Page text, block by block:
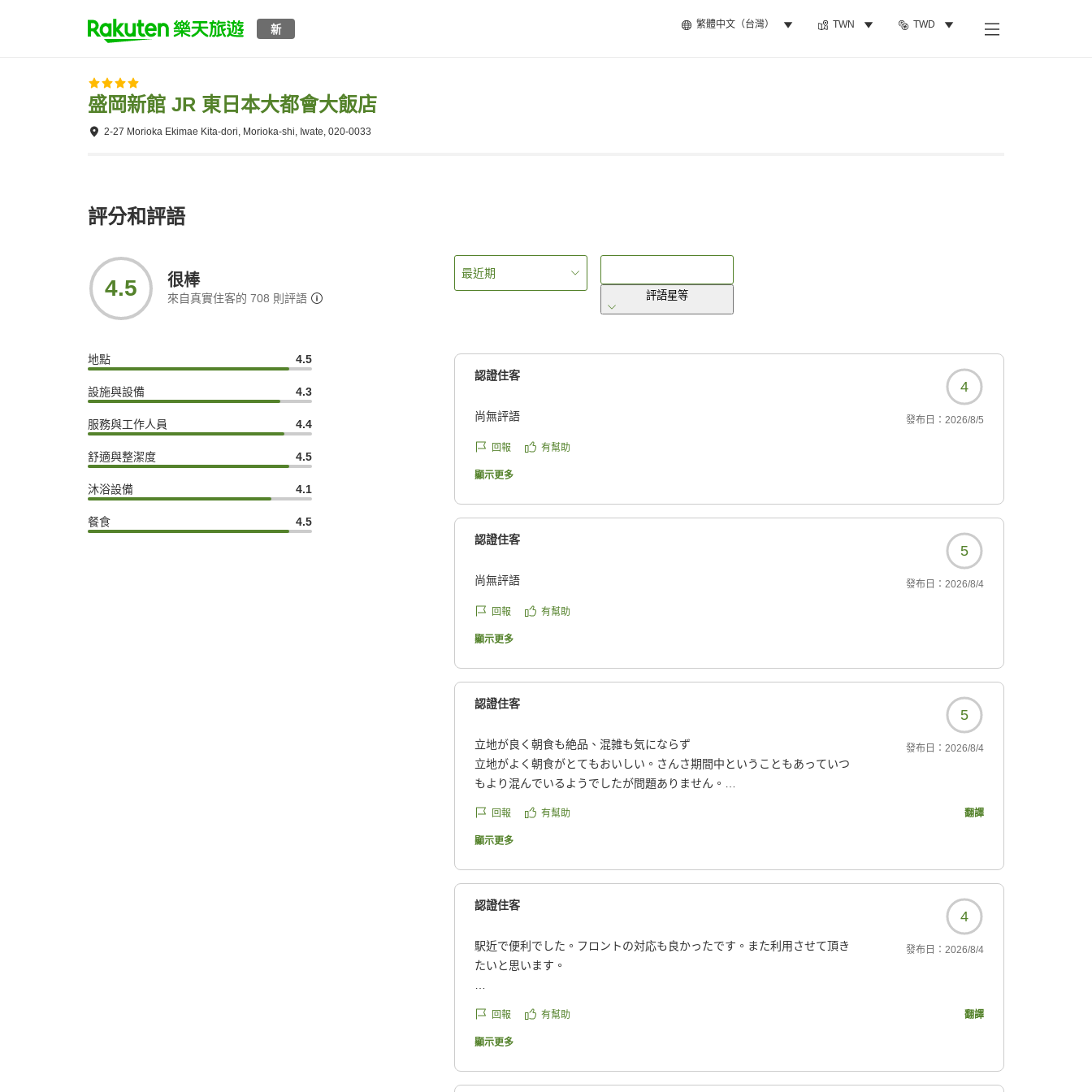
新 繁體中文（台灣） TWN TWD
盛岡新館 JR 東日本大都會大飯店
2-27 Morioka Ekimae Kita-dori, Morioka-shi, Iwate, 020-0033
評分和評語
4.5 很棒
來自真實住客的 708 則評語
地點 4.5
設施與設備 4.3
服務與工作人員 4.4
舒適與整潔度 4.5
沐浴設備 4.1
餐食 4.5
最近期
評語星等
認證住客
4
尚無評語 發布日： 2026/8/5
回報 有幫助
顯示更多
認證住客
5
尚無評語 發布日： 2026/8/4
回報 有幫助
顯示更多
認證住客
5
立地が良く朝食も絶品、混雑も気にならず
立地がよく朝食がとてもおいしい。さんさ期間中ということもあっていつ
もより混んでいるようでしたが問題ありません。
クチコミの詳細はこちらから
https://review.travel.rakuten.co.jp/hotel/voice/396?
發布日： 2026/8/4
回報 有幫助 翻譯
顯示更多
認證住客
4
駅近で便利でした。フロントの対応も良かったです。また利用させて頂き
たいと思います。
クチコミの詳細はこちらから
https://review.travel.rakuten.co.jp/hotel/voice/396?
發布日： 2026/8/4
回報 有幫助 翻譯
顯示更多